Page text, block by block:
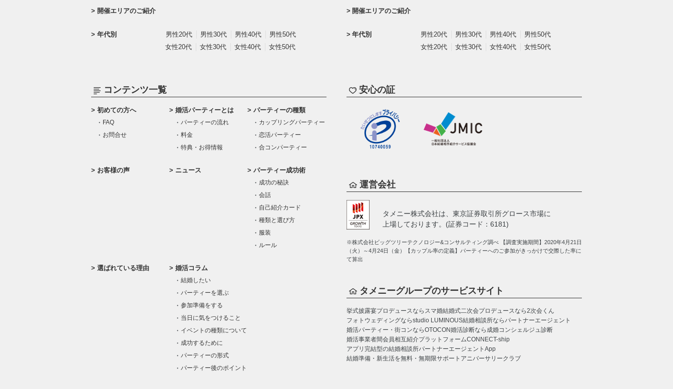
開催エリアのご紹介
年代別 男性20代 男性30代 男性40代
男性50代
女性20代
女性30代 女性40代 女性50代
開催エリアのご紹介
年代別 男性20代 男性30代 男性40代
男性50代
女性20代
女性30代 女性40代 女性50代
コンテンツ一覧
初めての方へ
FAQ
お問合せ
婚活パーティーとは
パーティーの流れ
料金
特典・お得情報
パーティーの種類
カップリングパーティー
恋活パーティー
合コンパーティー
お客様の声 ニュース パーティー成功術
成功の秘訣
会話
自己紹介カード
種類と選び方
服装
ルール
選ばれている理由 婚活コラム
結婚したい
パーティーを選ぶ
参加準備をする
当日に気をつけること
イベントの種類について
成功するために
パーティーの形式
パーティー後のポイント
安心の証
運営会社
タメニー株式会社は、 東京証券取引所グロース市場に
上場しております。(証券コード：6181)
※株式会社ビッグツリーテクノロジー&コンサルティング調べ 【調査実施期間】2020年4月21日
（火）～4月24日（金）【カップル率の定義】パーティーへのご参加がきっかけで交際した率に
て算出
タメニーグループのサービスサイト
挙式披露宴プロデュースならスマ婚結婚式二次会プロデュースなら2次会くん
フォトウェディングならstudio LUMINOUS結婚相談所ならパートナーエージェント
婚活パーティー・街コンならOTOCON婚活診断なら成婚コンシェルジュ診断
婚活事業者間会員相互紹介プラットフォームCONNECT-ship
アプリ完結型の結婚相談所パートナーエージェントApp
結婚準備・新生活を無料・無期限サポートアニバーサリークラブ